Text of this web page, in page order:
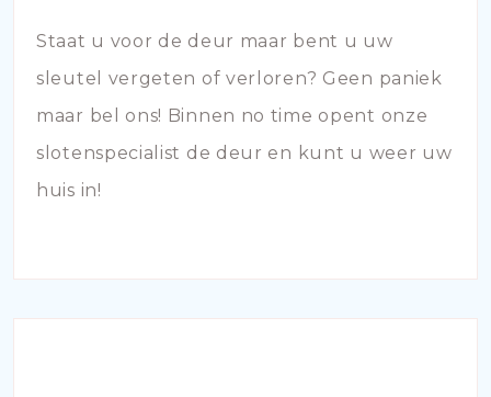
Staat u voor de deur maar bent u uw
sleutel vergeten of verloren? Geen paniek
maar bel ons! Binnen no time opent onze
slotenspecialist de deur en kunt u weer uw
huis in!